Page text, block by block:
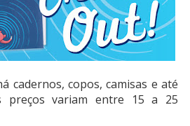
cadernos, copos, camisas e até
preços variam entre 15 a 25